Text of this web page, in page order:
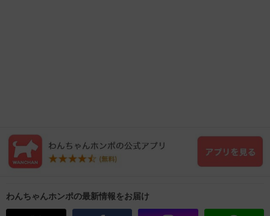
わんちゃんホンポの最新情報をお届け